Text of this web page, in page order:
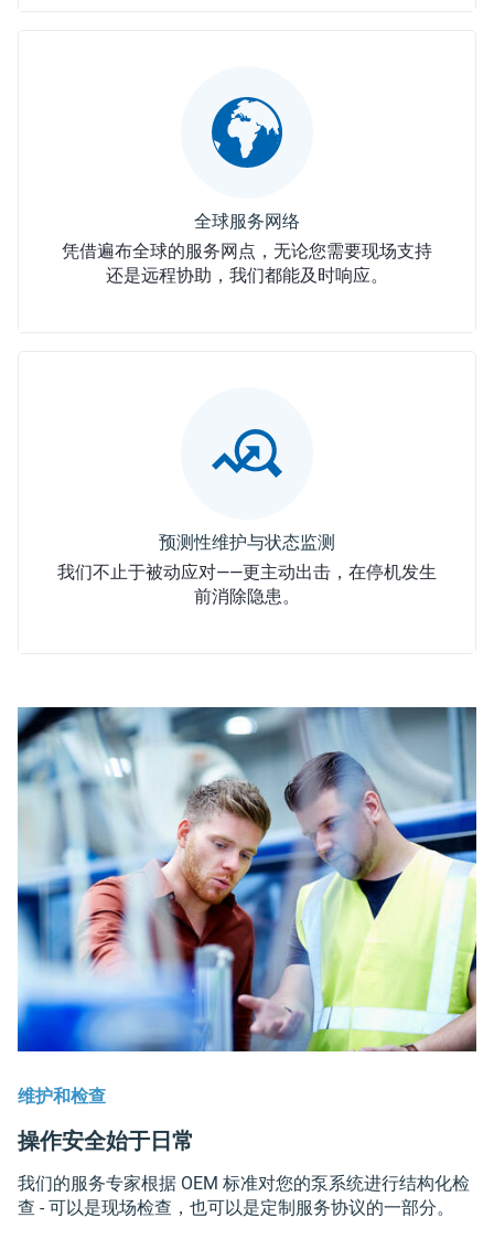
凭借遍布全球的服务网点，无论您需要​​现场支持​​
还是​​远程协助​​，我们都能及时响应。
我们不止于被动应对——更主动出击，在停机发生
前消除隐患。
维护和检查
操作安全始于日常
我们的服务专家根据 OEM 标准对您的泵系统进行结构化检
查 - 可以是现场检查，也可以是定制服务协议的一部分。